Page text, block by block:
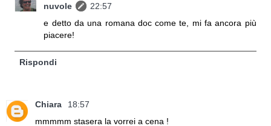
nuvole
22:57
e detto da una romana doc come te, mi fa ancora più
piacere!
Rispondi
Chiara
18:57
mmmmm stasera la vorrei a cena !